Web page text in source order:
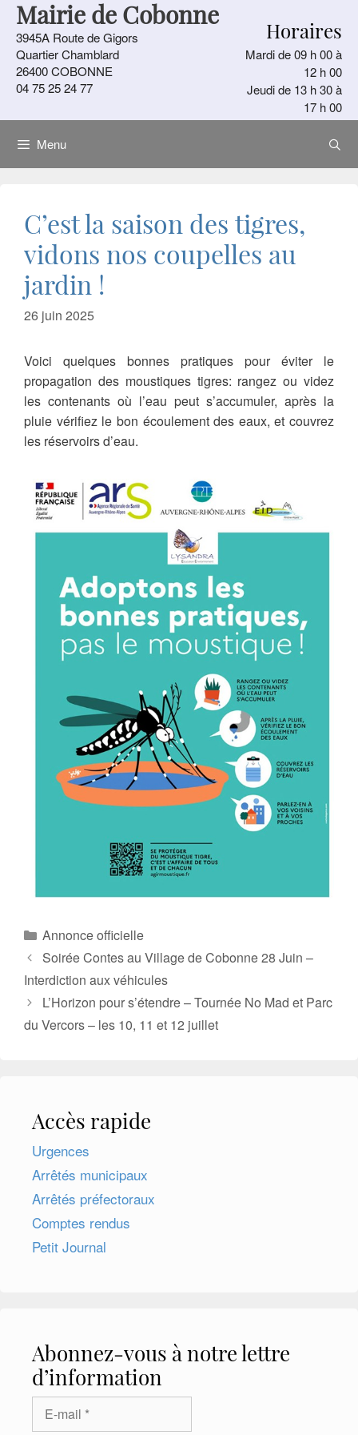
Aller
contenu
Mairie de Cobonne
3945A Route de Gigors
Quartier Chamblard
26400 COBONNE
04 75 25 24 77
Horaires
Mardi de 09 h 00 à
12 h 00
Jeudi de 13 h 30 à
17 h 00
Menu
C’est la saison des tigres,
vidons nos coupelles au
jardin !
26 juin 2025
Voici quelques bonnes pratiques pour éviter le
propagation des moustiques tigres: rangez ou videz
les contenants où l’eau peut s’accumuler, après la
pluie vérifiez le bon écoulement des eaux, et couvrez
les réservoirs d’eau.
Catégories
Annonce officielle
Soirée Contes au Village de Cobonne 28 Juin –
Interdiction aux véhicules
L’Horizon pour s’étendre – Tournée No Mad et Parc
du Vercors – les 10, 11 et 12 juillet
Accès rapide
Urgences
Arrêtés municipaux
Arrêtés préfectoraux
Comptes rendus
Petit Journal
Abonnez-vous à notre lettre
d’information